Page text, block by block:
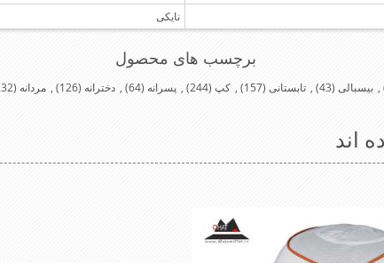
نایکی
برچسب های محصول
, بیسبالی (43)
, تابستانی (157)
, کپ (244)
, پسرانه (64)
, دخترانه (126)
, مردانه (232)
اند